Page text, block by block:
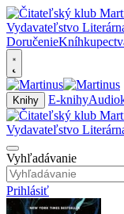
Doručenie
Knihy E-knihy
Vyhľadávanie
Prihlásiť